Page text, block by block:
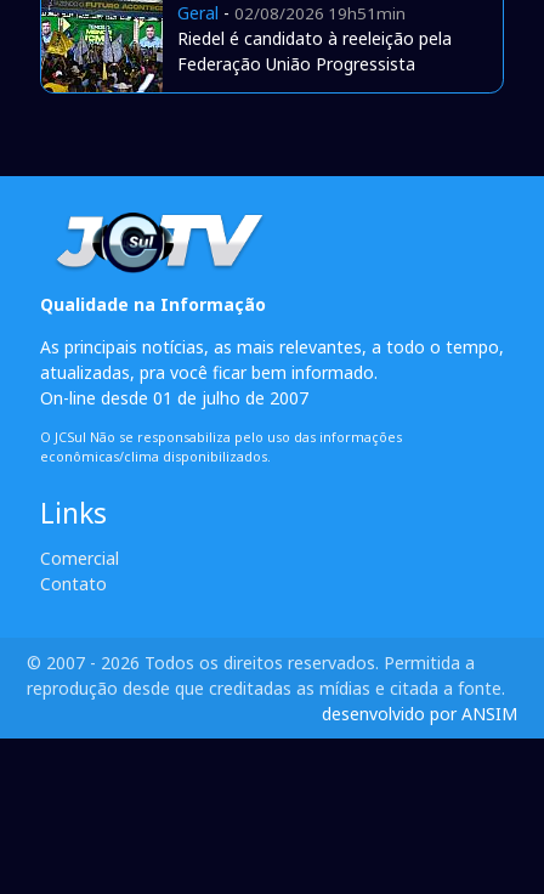
Geral - 02/08/2026 19h51min
Riedel é candidato à reeleição pela
Federação União Progressista
Qualidade na Informação
As principais notícias, as mais relevantes, a todo o tempo,
atualizadas, pra você ficar bem informado.
On-line desde 01 de julho de 2007
O JCSul Não se responsabiliza pelo uso das informações
econômicas/clima disponibilizados.
Links
Comercial
Contato
© 2007 - 2026 Todos os direitos reservados. Permitida a
reprodução desde que creditadas as mídias e citada a fonte.
desenvolvido por ANSIM